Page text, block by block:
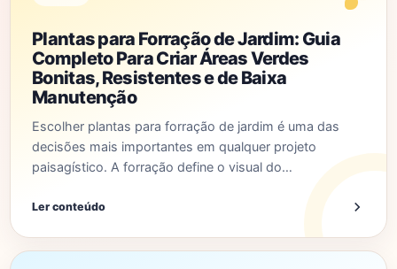
Plantas para Forração de Jardim: Guia
Completo Para Criar Áreas Verdes
Bonitas, Resistentes e de Baixa
Manutenção
Escolher plantas para forração de jardim é uma das
decisões mais importantes em qualquer projeto
paisagístico. A forração define o visual do…
Ler conteúdo